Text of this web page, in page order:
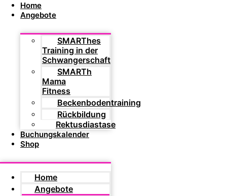
Home
Angebote
SMARThes
Training in der
Schwangerschaft
SMARTh
Mama
Fitness
Beckenbodentraining
Rückbildung
Rektusdiastase
Buchungskalender
Shop
Home
Angebote